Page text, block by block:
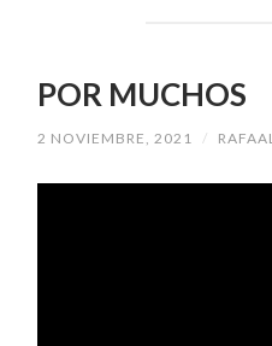
POR MUCHOS
2 NOVIEMBRE, 2021 / RAFAAL